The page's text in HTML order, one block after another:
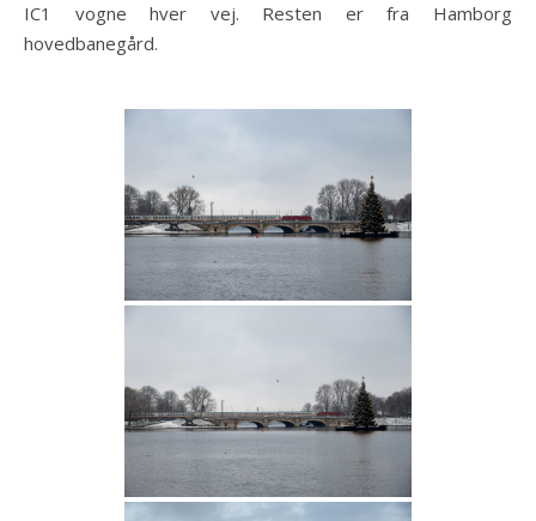
IC1 vogne hver vej. Resten er fra Hamborg
hovedbanegård.